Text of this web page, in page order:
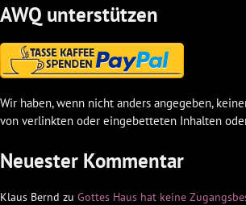
AWQ unterstützen
Wir haben, wenn nicht anders angegeben,
von verlinkten oder eingebetteten Inhalten
Neuester Kommentar
Klaus Bernd zu Gottes Haus hat keine